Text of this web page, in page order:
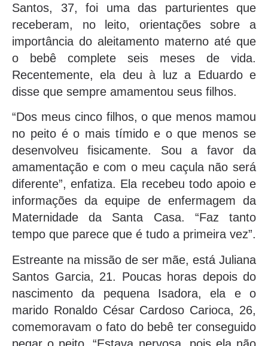
Santos, 37, foi uma das parturientes que
receberam, no leito, orientações sobre a
importância do aleitamento materno até que
o bebê complete seis meses de vida.
Recentemente, ela deu à luz a Eduardo e
disse que sempre amamentou seus filhos.
“Dos meus cinco filhos, o que menos mamou
no peito é o mais tímido e o que menos se
desenvolveu fisicamente. Sou a favor da
amamentação e com o meu caçula não será
diferente”, enfatiza. Ela recebeu todo apoio e
informações da equipe de enfermagem da
Maternidade da Santa Casa. “Faz tanto
tempo que parece que é tudo a primeira vez”.
Estreante na missão de ser mãe, está Juliana
Santos Garcia, 21. Poucas horas depois do
nascimento da pequena Isadora, ela e o
marido Ronaldo César Cardoso Carioca, 26,
comemoravam o fato do bebê ter conseguido